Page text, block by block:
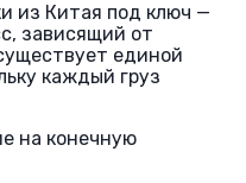
из Китая под ключ —
зависящий от
единой
каждый груз
на конечную